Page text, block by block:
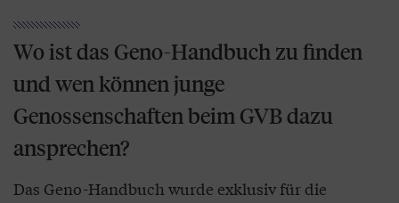
Wo ist das Geno-Handbuch zu finden
und wen können junge
Genossenschaften beim GVB dazu
ansprechen?
Das Geno-Handbuch wurde exklusiv für die